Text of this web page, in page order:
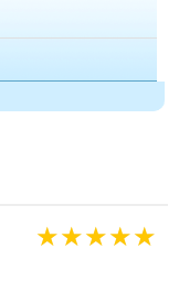
★★★★★